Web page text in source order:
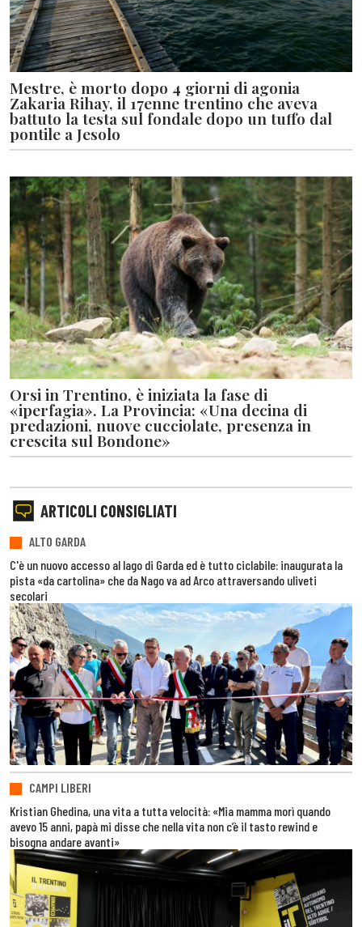
Mestre, è morto dopo 4 giorni di agonia
Zakaria Rihay, il 17enne trentino che aveva
battuto la testa sul fondale dopo un tuffo dal
pontile a Jesolo
Orsi in Trentino, è iniziata la fase di
«iperfagia». La Provincia: «Una decina di
predazioni, nuove cucciolate, presenza in
crescita sul Bondone»
ARTICOLI CONSIGLIATI
ALTO GARDA
C'è un nuovo accesso al lago di Garda ed è tutto ciclabile: inaugurata la
pista «da cartolina» che da Nago va ad Arco attraversando uliveti
secolari
CAMPI LIBERI
Kristian Ghedina, una vita a tutta velocità: «Mia mamma morì quando
avevo 15 anni, papà mi disse che nella vita non c’è il tasto rewind e
bisogna andare avanti»